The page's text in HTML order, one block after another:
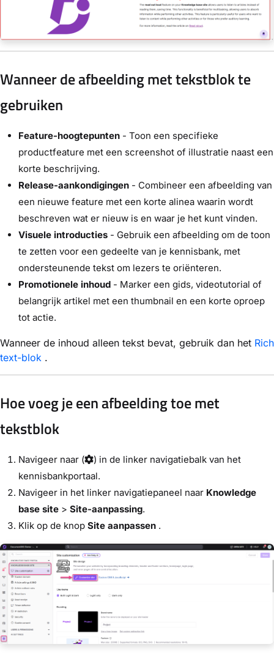
Wanneer de afbeelding met tekstblok te
gebruiken
Feature-hoogtepunten - Toon een specifieke
productfeature met een screenshot of illustratie naast een
korte beschrijving.
Release-aankondigingen - Combineer een afbeelding van
een nieuwe feature met een korte alinea waarin wordt
beschreven wat er nieuw is en waar je het kunt vinden.
Visuele introducties - Gebruik een afbeelding om de toon
te zetten voor een gedeelte van je kennisbank, met
ondersteunende tekst om lezers te oriënteren.
Promotionele inhoud - Marker een gids, videotutorial of
belangrijk artikel met een thumbnail en een korte oproep
tot actie.
Wanneer de inhoud alleen tekst bevat, gebruik dan het Rich
text-blok .
Hoe voeg je een afbeelding toe met
tekstblok
Navigeer naar (
) in de linker navigatiebalk van het
kennisbankportaal.
Navigeer in het linker navigatiepaneel naar Knowledge
base site > Site-aanpassing.
Klik op de knop Site aanpassen .